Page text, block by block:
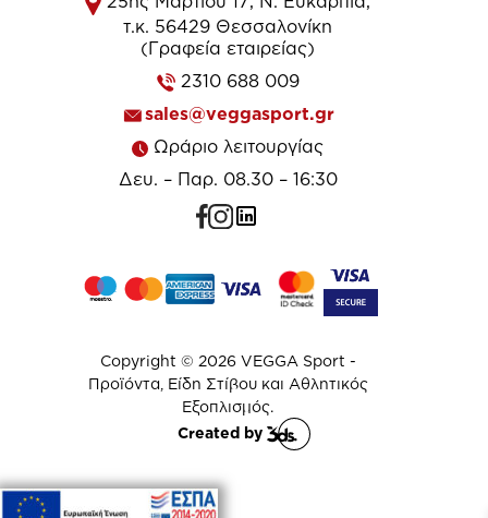
τ.κ. 56429 Θεσσαλονίκη
(Γραφεία εταιρείας)
2310 688 009
sales@veggasport.gr
Ωράριο λειτουργίας
Δευ. – Παρ. 08.30 – 16:30
Created by
Copyright © 2026 VEGGA Sport -
Προϊόντα, Είδη Στίβου και Αθλητικός
Εξοπλισμός.